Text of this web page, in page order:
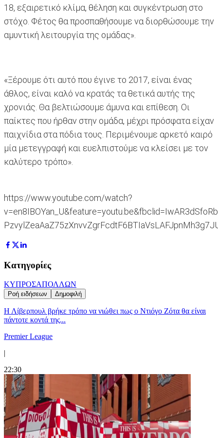
18, εξαιρετικό κλίμα, θέληση και συγκέντρωση στο
στόχο. Φέτος θα προσπαθήσουμε να διορθώσουμε την
αμυντική λειτουργία της ομάδας».
«Ξέρουμε ότι αυτό που έγινε το 2017, είναι ένας
άθλος, είναι καλό να κρατάς τα θετικά αυτής της
χρονιάς. Θα βελτιώσουμε άμυνα και επίθεση. Οι
παίκτες που ήρθαν στην ομάδα, μέχρι πρόσφατα είχαν
παιχνίδια στα πόδια τους. Περιμένουμε αρκετό καιρό
μία μετεγγραφή και ευελπιστούμε να κλείσει με τον
καλύτερο τρόπο».
https://www.youtube.com/watch?
Κατηγορίες
ΚΥΠΡΟΣΑΠΟΛΛΩΝ
Ροή ειδήσεων Δημοφιλή
Η Λίβερπουλ βρήκε τρόπο να νιώθει πως ο Ντιόγο Ζότα θα είναι
πάντοτε κοντά της...
Premier League
|
22:30